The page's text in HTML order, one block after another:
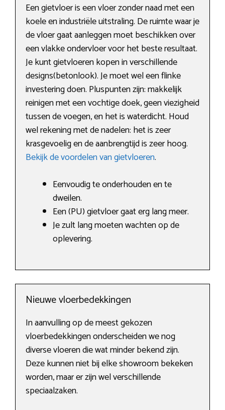
Een gietvloer is een vloer zonder naad met een
koele en industriële uitstraling. De ruimte waar je
de vloer gaat aanleggen moet beschikken over
een vlakke ondervloer voor het beste resultaat.
Je kunt gietvloeren kopen in verschillende
designs(betonlook). Je moet wel een flinke
investering doen. Pluspunten zijn: makkelijk
reinigen met een vochtige doek, geen viezigheid
tussen de voegen, en het is waterdicht. Houd
wel rekening met de nadelen: het is zeer
krasgevoelig en de aanbrengtijd is zeer hoog.
Bekijk de voordelen van gietvloeren.
Eenvoudig te onderhouden en te
dweilen.
Een (PU) gietvloer gaat erg lang meer.
Je zult lang moeten wachten op de
oplevering.
Nieuwe vloerbedekkingen
In aanvulling op de meest gekozen
vloerbedekkingen onderscheiden we nog
diverse vloeren die wat minder bekend zijn.
Deze kunnen niet bij elke showroom bekeken
worden, maar er zijn wel verschillende
speciaalzaken.